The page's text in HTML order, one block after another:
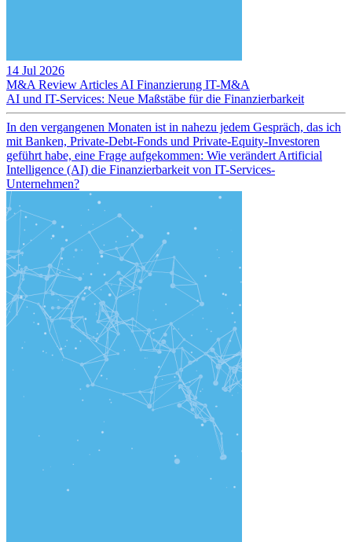
14 Jul 2026
M&A ReviewArticlesAI Finanzierung IT-M&A
AI und IT-Services: Neue Maßstäbe für die Finanzierbarkeit
In den vergangenen Monaten ist in nahezu jedem Gespräch, das ich
mit Banken, Private-Debt-Fonds und Private-Equity-Investoren
geführt habe, eine Frage aufgekommen: Wie verändert Artificial
Intelligence (AI) die Finanzierbarkeit von IT-Services-
Unternehmen?